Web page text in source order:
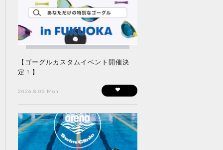
【ゴーグルカスタムイベント開催決
定！】
2026.8.03 Mon